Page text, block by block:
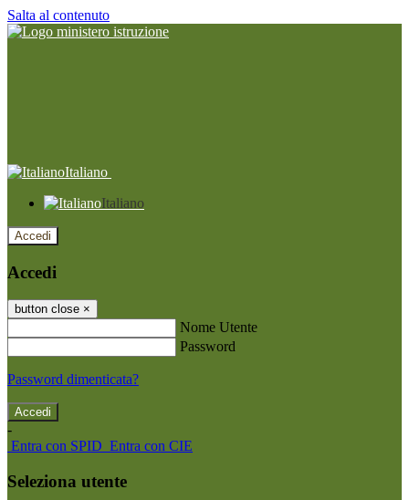
Salta al contenuto
Italiano
Italiano
Accedi
Accedi
button close ×
Nome Utente
Password
Password dimenticata?
-
Entra con SPID Entra con CIE
Seleziona utente